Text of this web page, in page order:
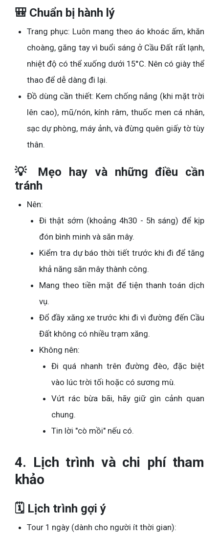
🎒 Chuẩn bị hành lý
Trang phục: Luôn mang theo áo khoác ấm, khăn
choàng, găng tay vì buổi sáng ở Cầu Đất rất lạnh,
nhiệt độ có thể xuống dưới 15°C. Nên có giày thể
thao để dễ dàng đi lại.
Đồ dùng cần thiết: Kem chống nắng (khi mặt trời
lên cao), mũ/nón, kính râm, thuốc men cá nhân,
sạc dự phòng, máy ảnh, và đừng quên giấy tờ tùy
thân.
💡 Mẹo hay và những điều cần
tránh
Nên:
Đi thật sớm (khoảng 4h30 - 5h sáng) để kịp
đón bình minh và săn mây.
Kiểm tra dự báo thời tiết trước khi đi để tăng
khả năng săn mây thành công.
Mang theo tiền mặt để tiện thanh toán dịch
vụ.
Đổ đầy xăng xe trước khi đi vì đường đến Cầu
Đất không có nhiều trạm xăng.
Không nên:
Đi quá nhanh trên đường đèo, đặc biệt
vào lúc trời tối hoặc có sương mù.
Vứt rác bừa bãi, hãy giữ gìn cảnh quan
chung.
Tin lời "cò mồi" nếu có.
4. Lịch trình và chi phí tham
khảo
🗓️ Lịch trình gợi ý
Tour 1 ngày (dành cho người ít thời gian):